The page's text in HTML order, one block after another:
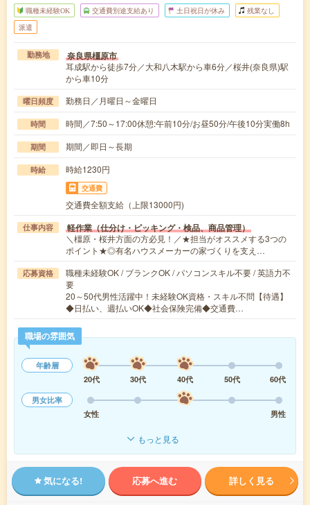
職種未経験OK 交通費別途支給あり 土日祝日が休み 残業なし
派遣
勤務地 奈良県橿原市
耳成駅から徒歩7分／大和八木駅から車6分／桜井(奈良県)駅
から車10分
曜日頻度 勤務日／月曜日～金曜日
時間 時間／7:50～17:00休憩:午前10分/お昼50分/午後10分実働8h
期間 期間／即日～長期
時給 時給1230円
交通費
交通費全額支給（上限13000円)
仕事内容 軽作業（仕分け・ピッキング・検品、商品管理）
＼橿原・桜井方面の方必見！／★担当がオススメする3つの
ポイント★◎有名ハウスメーカーの家づくりを支え…
応募資格
職種未経験OK / ブランクOK / パソコンスキル不要 / 英語力不
要
20～50代男性活躍中！未経験OK資格・スキル不問【待遇】
◆日払い、週払いOK◆社会保険完備◆交通費…
職場の雰囲気
年齢層
20代
30代 40代 50代
60代
男女比率
女性
男性
もっと見る
気になる! 応募へ進む 詳しく見る